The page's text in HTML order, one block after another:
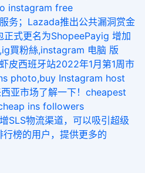
instagram free
务；Lazada推出公共漏洞赏金
正式更名为ShopeePayig 增加
買粉絲,instagram 电脑 版
皮西班牙站2022年1月第1周市
photo,buy Instagram host
亚市场了解一下！cheapest
ins followers
SLS物流渠道，可以吸引超级
榜的用户，提供更多的